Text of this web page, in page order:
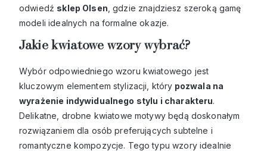
odwiedź sklep Olsen , gdzie znajdziesz szeroką gamę
modeli idealnych na formalne okazje.
Jakie kwiatowe wzory wybrać?
Wybór odpowiedniego wzoru kwiatowego jest
kluczowym elementem stylizacji, który pozwala na
wyrażenie indywidualnego stylu i charakteru.
Delikatne, drobne kwiatowe motywy będą doskonałym
rozwiązaniem dla osób preferujących subtelne i
romantyczne kompozycje. Tego typu wzory idealnie